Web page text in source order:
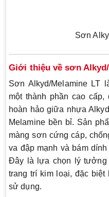
Sơn
Giới thiệu về sơn
Sơn Alkyd/Melamine LT
một thành phần cao
hoàn hảo giữa nhựa
Melamine bền bỉ. Sản
màng sơn cứng cáp,
va đập mạnh và bám
Đây là lựa chọn lý tưởng
trang trí kim loại, đặc
sử dụng.